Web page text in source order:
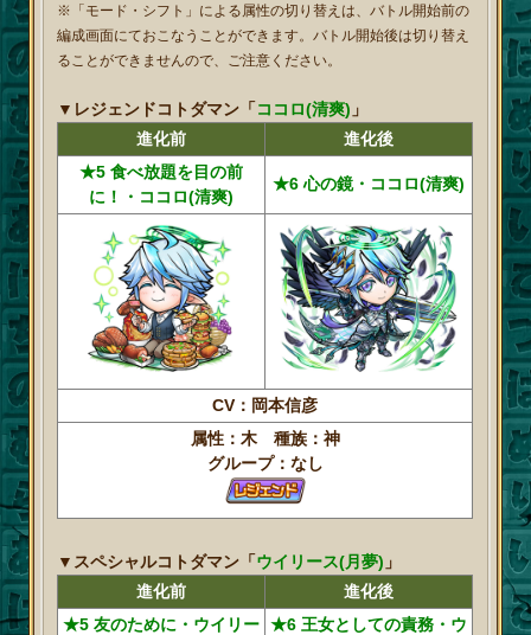
※「モード・シフト」による属性の切り替えは、バトル開始前の
編成画面にておこなうことができます。バトル開始後は切り替え
ることができませんので、ご注意ください。
▼レジェンドコトダマン「ココロ(清爽) 」
進化前
進化後
★5 食べ放題を目の前
に！・ココロ(清爽)
★6 心の鏡・ココロ(清爽)
CV：岡本信彦
属性：木 種族：神
グループ：なし
▼スペシャルコトダマン「ウイリース(月夢) 」
進化前
進化後
★5 友のために・ウイリー ★6 王女としての責務・ウ